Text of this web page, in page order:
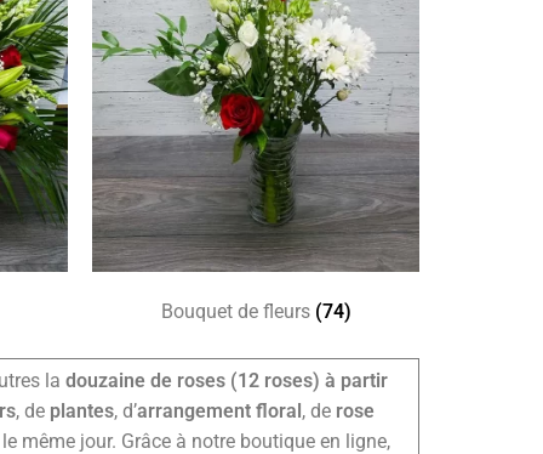
Bouquet de fleurs (74)
la douzaine de roses (12 roses) à partir
, de plantes, d’arrangement floral, de rose
même jour. Grâce à notre boutique en ligne,